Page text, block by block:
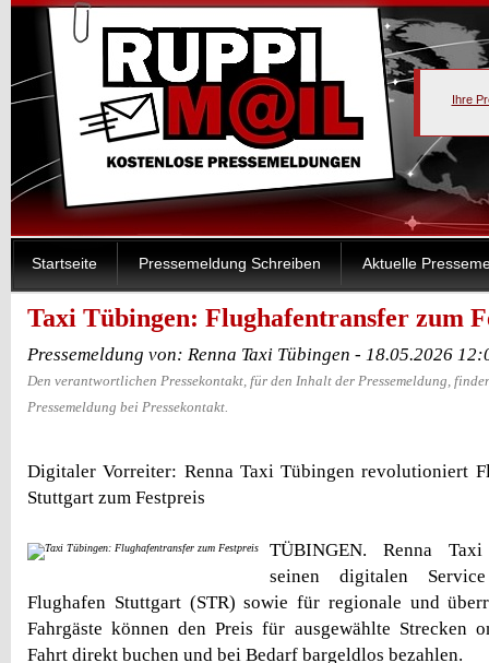
Ihre
Startseite Pressemeldung Schreiben Aktuelle
Taxi Tübingen: Flughafentransfer zum
Pressemeldung von: Renna Taxi Tübingen - 18.05.2026
Den verantwortlichen Pressekontakt, für den Inhalt der Pressemeldung,
Pressemeldung bei Pressekontakt.
Digitaler Vorreiter: Renna Taxi Tübingen revolutioniert
Stuttgart zum Festpreis
TÜBINGEN. Renna
seinen digitalen
Flughafen Stuttgart (STR) sowie für regionale und
Fahrgäste können den Preis für ausgewählte Strecken
Fahrt direkt buchen und bei Bedarf bargeldlos bezahlen.